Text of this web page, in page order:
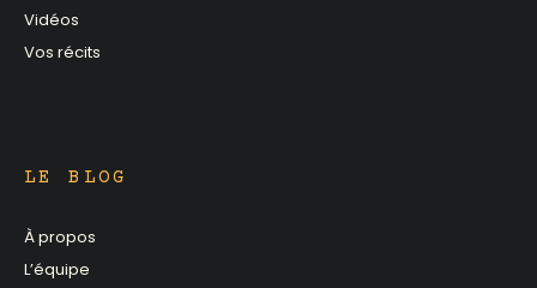
Vidéos
Vos récits
LE BLOG
À propos
L’équipe